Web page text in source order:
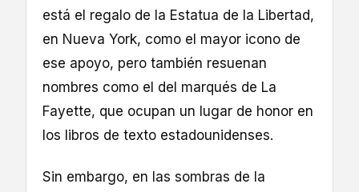
está el regalo de la Estatua de la Libertad,
en Nueva York, como el mayor icono de
ese apoyo, pero también resuenan
nombres como el del marqués de La
Fayette, que ocupan un lugar de honor en
los libros de texto estadounidenses.
Sin embargo, en las sombras de la